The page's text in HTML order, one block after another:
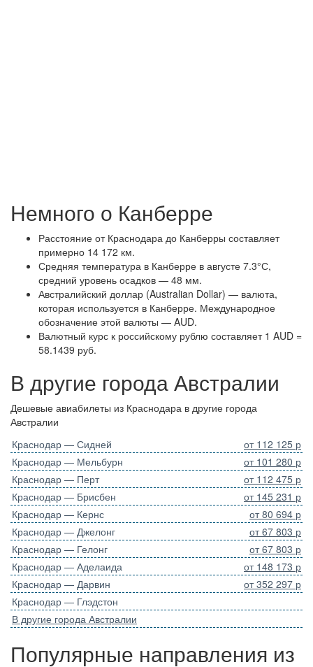
Немного о Канберре
Расстояние от Краснодара до Канберры составляет
примерно 14 172 км.
Средняя температура в Канберре в августе 7.3°С,
средний уровень осадков — 48 мм.
Австралийский доллар (Australian Dollar) — валюта,
которая используется в Канберре. Международное
обозначение этой валюты — AUD.
Валютный курс к российскому рублю составляет 1 AUD =
58.1439 руб.
В другие города Австралии
Дешевые авиабилеты из Краснодара в другие города
Австралии
Краснодар — Сидней
от 112 125 р
Краснодар — Мельбурн
от 101 280 р
Краснодар — Перт
от 112 475 р
Краснодар — Брисбен
от 145 231 р
Краснодар — Кернс
от 80 694 р
Краснодар — Джелонг
от 67 803 р
Краснодар — Гелонг
от 67 803 р
Краснодар — Аделаида
от 148 173 р
Краснодар — Дарвин
от 352 297 р
Краснодар — Глэдстон
В другие города Австралии
Популярные направления из